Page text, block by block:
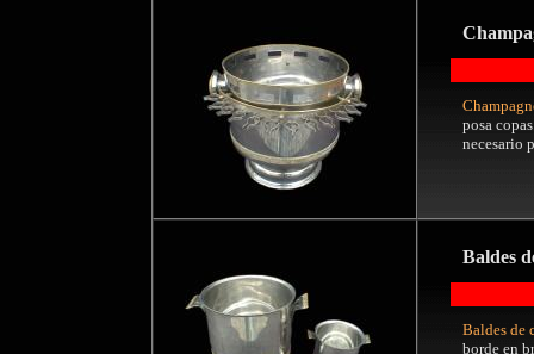
posa
necesario
Baldes
Baldes de
borde en